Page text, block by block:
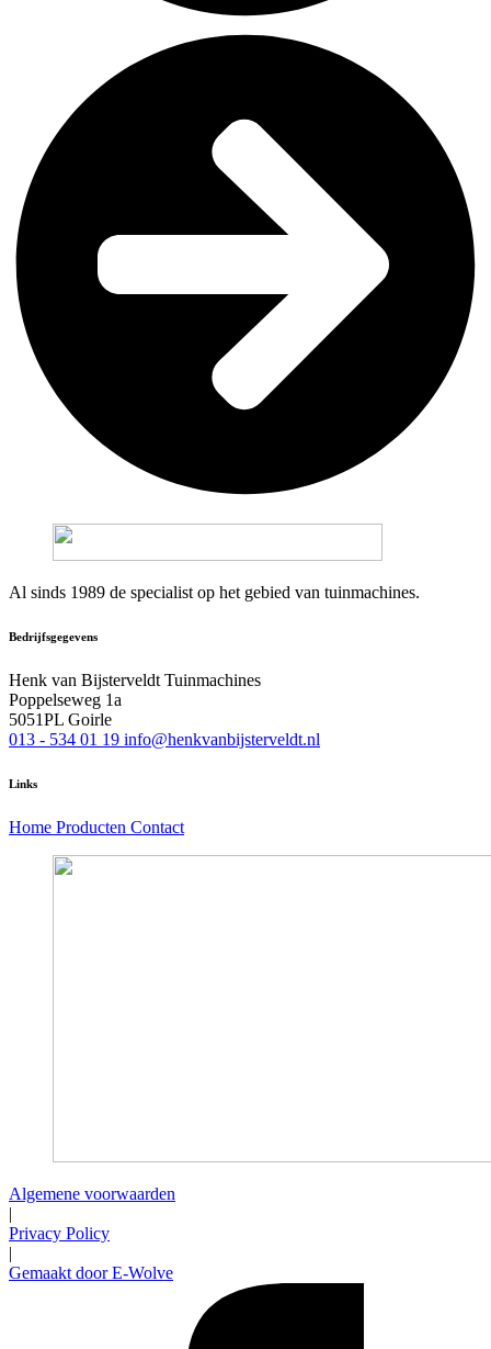
Al sinds 1989 de specialist op het gebied van tuinmachines.
Bedrijfsgegevens
Henk van Bijsterveldt Tuinmachines
Poppelseweg 1a
5051PL Goirle
013 - 534 01 19 info@henkvanbijsterveldt.nl
Links
Home Producten Contact
Algemene voorwaarden
|
Privacy Policy
|
Gemaakt door E-Wolve